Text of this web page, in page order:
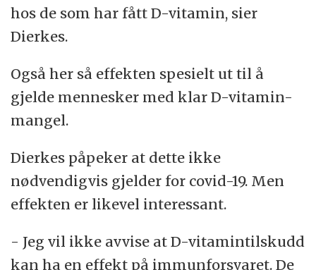
hos de som har fått D-vitamin, sier
Dierkes.
Også her så effekten spesielt ut til å
gjelde mennesker med klar D-vitamin-
mangel.
Dierkes påpeker at dette ikke
nødvendigvis gjelder for covid-19. Men
effekten er likevel interessant.
- Jeg vil ikke avvise at D-vitamintilskudd
kan ha en effekt på immunforsvaret. De